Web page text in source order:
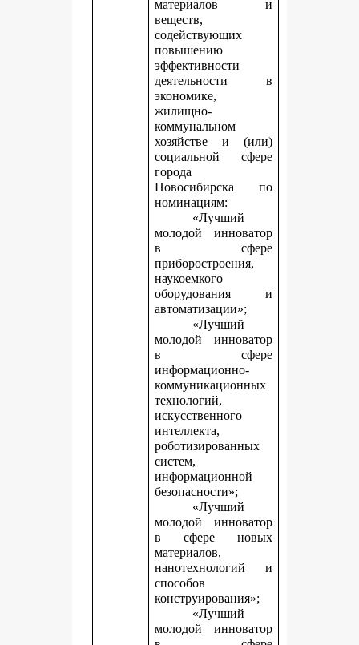
материалов и
веществ,
содействующих
повышению
эффективности
деятельности в
экономике,
жилищно-
коммунальном
хозяйстве и (или)
социальной сфере
города
Новосибирска по
номинациям:
«Лучший
молодой инноватор
в сфере
приборостроения,
наукоемкого
оборудования и
автоматизации»;
«Лучший
молодой инноватор
в сфере
информационно-
коммуникационных
технологий,
искусственного
интеллекта,
роботизированных
систем,
информационной
безопасности»;
«Лучший
молодой инноватор
в сфере новых
материалов,
нанотехнологий и
способов
конструирования»;
«Лучший
молодой инноватор